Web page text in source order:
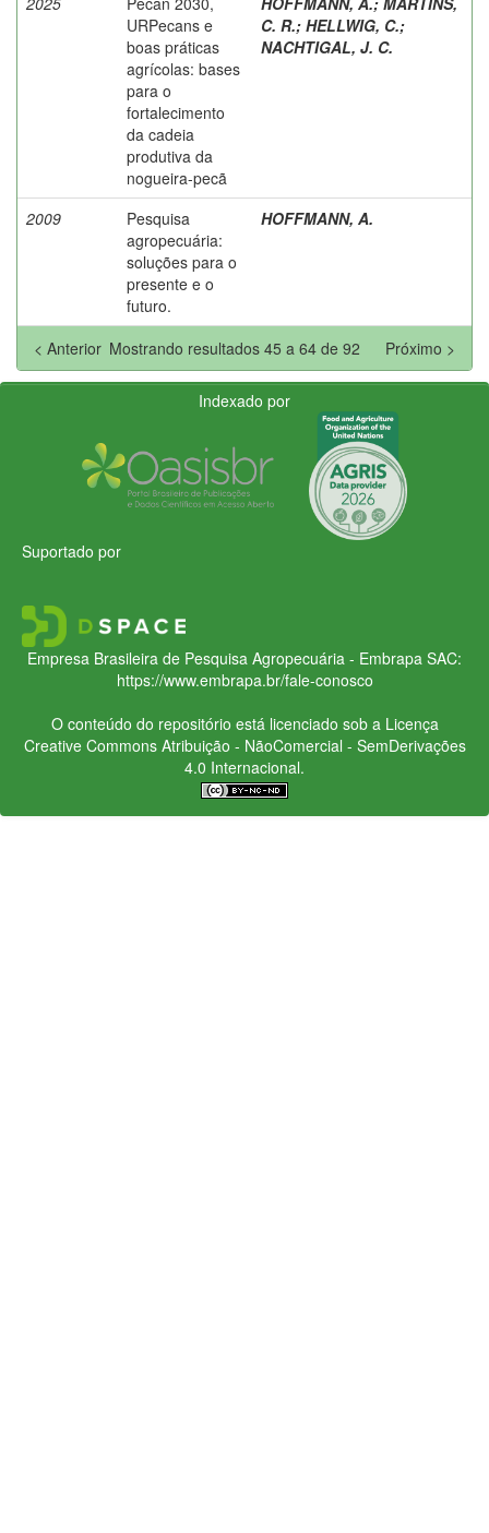
URPecans e
boas práticas
agrícolas: bases
para o
fortalecimento
da cadeia
produtiva da
nogueira-pecã
C. R.; HELLWIG, C.;
NACHTIGAL, J. C.
2009
Pesquisa
agropecuária:
soluções para o
presente e o
futuro.
HOFFMANN, A.
Mostrando resultados 45 a 64 de 92
< Anterior Próximo >
Indexado por
Suportado por
Empresa Brasileira de Pesquisa Agropecuária - Embrapa SAC:
https://www.embrapa.br/fale-conosco
O conteúdo do repositório está licenciado sob a Licença
Creative CommonsAtribuição - NãoComercial - SemDerivações
4.0 Internacional.